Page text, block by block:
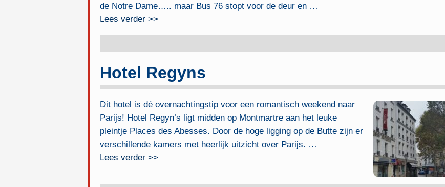
de Notre Dame….. maar Bus 76 stopt voor de deur en …
Lees verder >>
Hotel Regyns
Dit hotel is dé overnachtingstip voor een romantisch weekend naar
Parijs! Hotel Regyn’s ligt midden op Montmartre aan het leuke
pleintje Places des Abesses. Door de hoge ligging op de Butte zijn er
verschillende kamers met heerlijk uitzicht over Parijs. …
Lees verder >>